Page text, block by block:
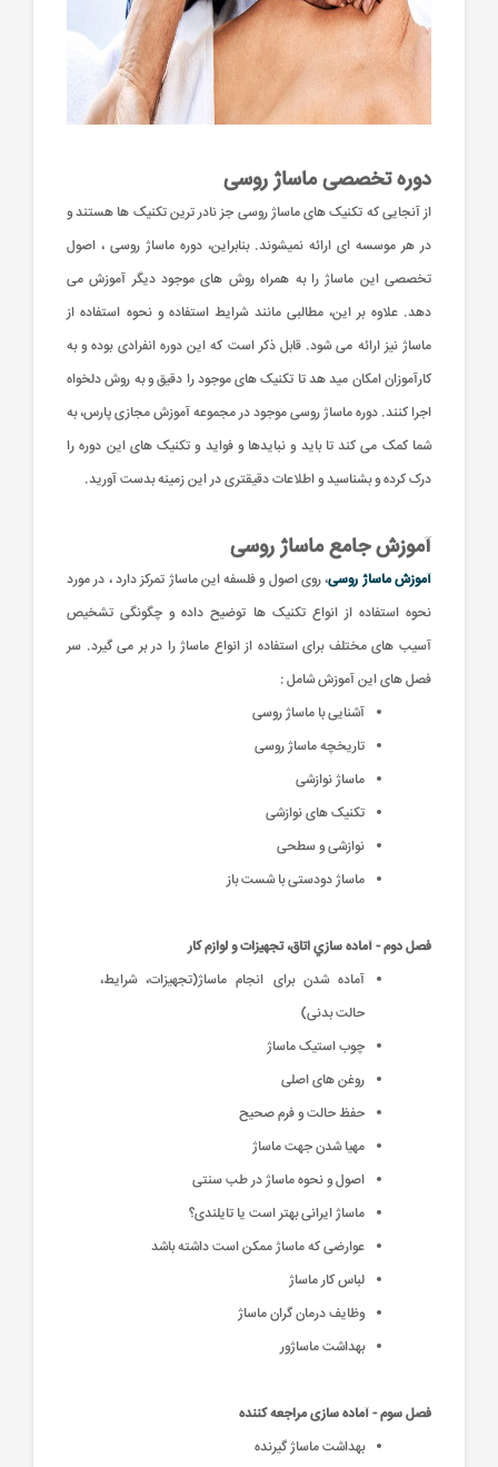
دوره تخصصی ماساژ روسی
از آنجایی که تکنیک های ماساژ روسی جز نادر ترین تکنیک ها هستند و
در هر موسسه ای ارائه نمیشوند. بنابراین، دوره ماساژ روسی ، اصول
تخصصی این ماساژ را به همراه روش های موجود دیگر آموزش می
دهد. علاوه بر این، مطالبی مانند شرایط استفاده و نحوه استفاده از
ماساژ نیز ارائه می شود. قابل ذکر است که این دوره انفرادی بوده و به
کارآموزان امکان مید هد تا تکنیک های موجود را دقیق و به روش دلخواه
اجرا کنند. دوره ماساژ روسی موجود در مجموعه آموزش مجازی پارس، به
شما کمک می کند تا باید و نبایدها و فواید و تکنیک های این دوره را
درک کرده و بشناسید و اطلاعات دقیقتری در این زمینه بدست آورید.
آموزش جامع ماساژ روسی
آموزش ماساژ روسی، روی اصول و فلسفه این ماساژ تمرکز دارد ، در مورد
نحوه استفاده از انواع تکنیک ها توضیح داده و چگونگی تشخیص
آسیب های مختلف برای استفاده از انواع ماساژ را در بر می گیرد. سر
فصل های این آموزش شامل :
آشنایی با ماساژ روسی
تاریخچه ماساژ روسی
ماساژ نوازشی
تکنیک های نوازشی
نوازشی و سطحی
ماساژ دودستی با شست باز
فصل دوم - آماده سازي اتاق، تجهيزات و لوازم كار
آماده شدن برای انجام ماساژ(تجهیزات، شرایط،
حالت بدنی)
چوب استیک ماساژ
روغن های اصلی
حفظ حالت و فرم صحیح
مهیا شدن جهت ماساژ
اصول و نحوه ماساژ در طب سنتی
ماساژ ایرانی بهتر است یا تایلندی؟
عوارضی که ماساژ ممکن است داشته باشد
لباس کار ماساژ
وظایف درمان گران ماساژ
بهداشت ماساژور
فصل سوم - آماده سازی مراجعه کننده
بهداشت ماساژ گیرنده